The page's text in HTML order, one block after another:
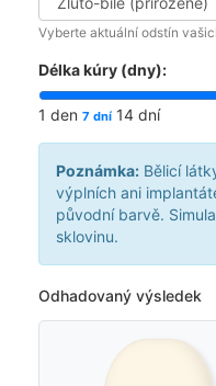
Vyberte aktuální odstín
Délka kúry (dny):
1 den 7 dní 14 dní
Poznámka: Bělicí
výplních ani
původní barvě.
sklovinu.
Odhadovaný výsledek